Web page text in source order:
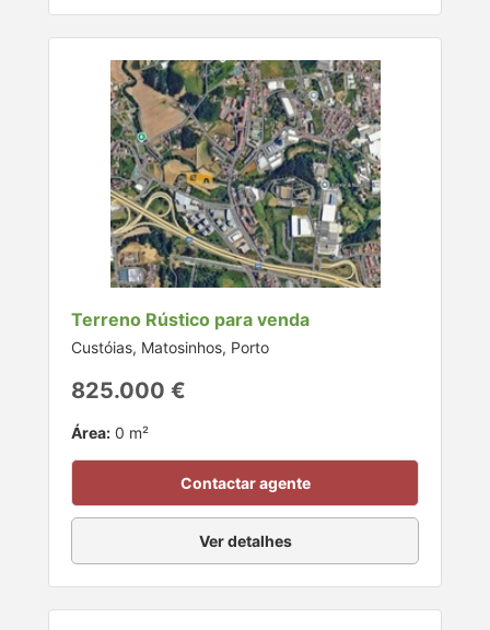
Terreno Rústico para venda
Custóias, Matosinhos, Porto
825.000 €
Área: 0 m²
Contactar agente
Ver detalhes